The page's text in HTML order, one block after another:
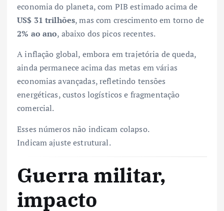
economia do planeta, com PIB estimado acima de
US$ 31 trilhões, mas com crescimento em torno de
2% ao ano, abaixo dos picos recentes.
A inflação global, embora em trajetória de queda,
ainda permanece acima das metas em várias
economias avançadas, refletindo tensões
energéticas, custos logísticos e fragmentação
comercial.
Esses números não indicam colapso.
Indicam ajuste estrutural.
Guerra militar,
impacto